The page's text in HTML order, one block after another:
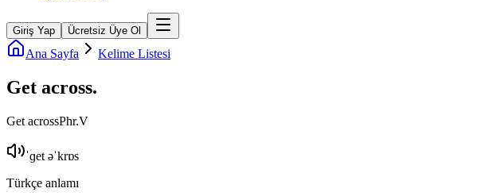
Giriş Yap Ücretsiz Üye Ol
Ana Sayfa Kelime Listesi
Get across.
Get acrossPhr.V
ˈɡet əˈkrɒs
Türkçe anlamı